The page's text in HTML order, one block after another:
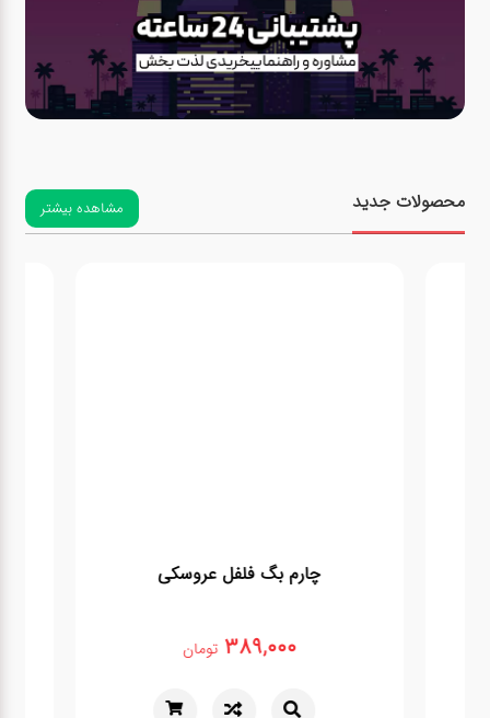
محصولات جدید مشاهده بیشتر
چارم بگ فلفل عروسکی
389,000 تومان